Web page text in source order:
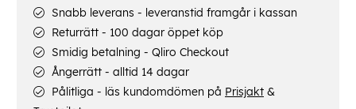
Snabb leverans - leveranstid framgår i kassan
Returrätt - 100 dagar öppet köp
Smidig betalning - Qliro Checkout
Ångerrätt - alltid 14 dagar
Pålitliga - läs kundomdömen på Prisjakt &